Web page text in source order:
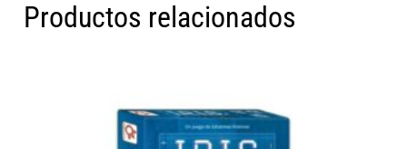
Productos relacionados